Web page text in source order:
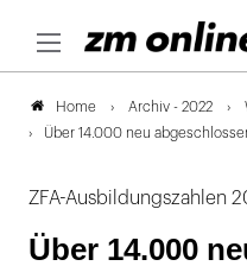
Home Archiv - 2022
Über 14.000 neu
ZFA-Ausbildungszahlen
Über 14.000